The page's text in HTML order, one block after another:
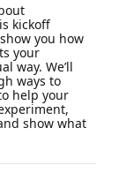
kickoff
you how
your
way. We’ll
ways to
help your
show what